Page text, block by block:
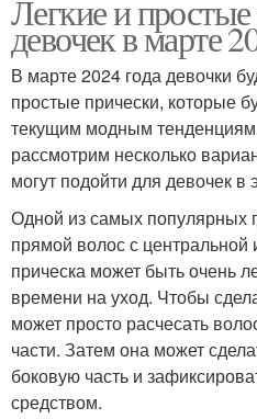
Легкие и
девочек в марте
В марте 2024 года девочки
простые прически, которые
текущим модным
рассмотрим несколько
могут подойти для девочек в
Одной из самых популярных
прямой волос с центральной
прическа может быть очень
времени на уход. Чтобы
может просто расчесать
части. Затем она может
боковую часть и
средством.